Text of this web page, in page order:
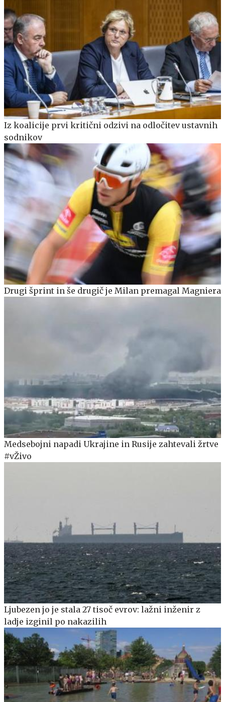
Iz koalicije prvi kritični odzivi na odločitev ustavnih
sodnikov
Drugi šprint in še drugič je Milan premagal Magniera
Medsebojni napadi Ukrajine in Rusije zahtevali žrtve
#vŽivo
Ljubezen jo je stala 27 tisoč evrov: lažni inženir z
ladje izginil po nakazilih